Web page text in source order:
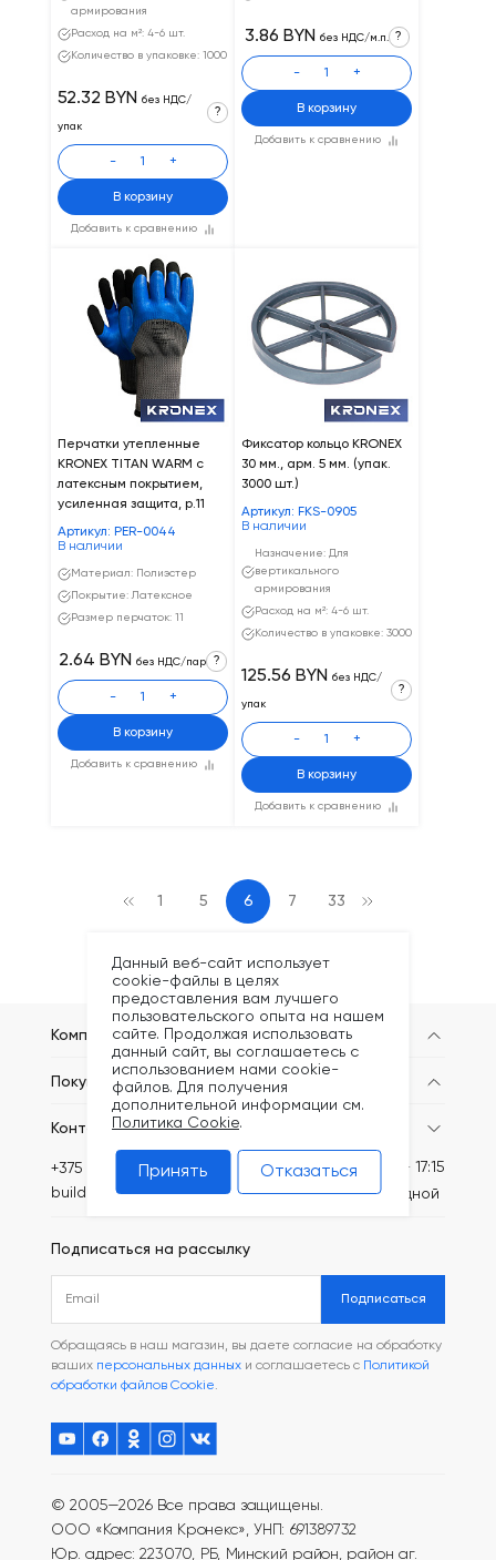
армирования
Расход на м²: 4-6 шт.
Количество в упаковке: 1000
Добавить к сравнению
52.32 BYN без НДС/
упак
?
- +
В корзину
Добавить к сравнению
3.86 BYN без НДС/м.п. ?
- +
В корзину
Перчатки утепленные
KRONEX TITAN WARM с
латексным покрытием,
усиленная защита, р.11
Артикул: PER-0044
В наличии
Материал: Полиэстер
Покрытие: Латексное
Размер перчаток: 11
Добавить к сравнению
2.64 BYN без НДС/пар ?
- +
В корзину
Фиксатор кольцо KRONEX
30 мм., арм. 5 мм. (упак.
3000 шт.)
Артикул: FKS-0905
В наличии
Назначение: Для
вертикального
армирования
Расход на м²: 4-6 шт.
Количество в упаковке: 3000
Добавить к сравнению
125.56 BYN без НДС/
упак
?
- +
В корзину
1 5 6 7 33
Компания
Покупателям
Контакты
+375 (44) 749-20-73
build@kronex-company.by
Пн-Пт: 8:30 - 17:15
Сб-вс: выходной
Подписаться на рассылку
Подписаться
Обращаясь в наш магазин, вы даете согласие на обработку
ваших персональных данных и соглашаетесь с Политикой
обработки файлов Cookie.
© 2005—2026 Все права защищены.
ООО «Компания Кронекс», УНП: 691389732
Юр. адрес: 223070, РБ, Минский район, район аг.
Данный веб-сайт использует
cookie-файлы в целях
предоставления вам лучшего
пользовательского опыта на нашем
сайте. Продолжая использовать
данный сайт, вы соглашаетесь с
использованием нами cookie-
файлов. Для получения
дополнительной информации см.
Политика Cookie.
Принять Отказаться